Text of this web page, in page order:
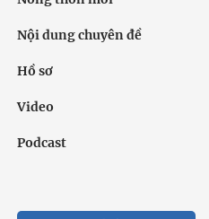
Nội dung chuyên đề
Hồ sơ
Video
Podcast